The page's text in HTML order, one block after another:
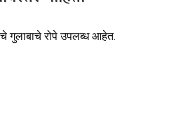
गुलाबाचे रोपे उपलब्ध आहेत.